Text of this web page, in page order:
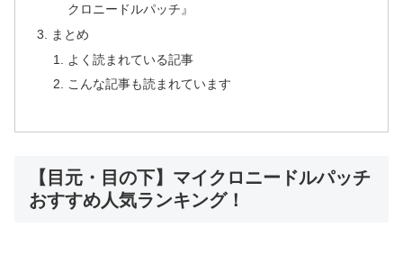
クロニードルパッチ』
まとめ
よく読まれている記事
こんな記事も読まれています
【目元・目の下】マイクロニードルパッチ
おすすめ人気ランキング！